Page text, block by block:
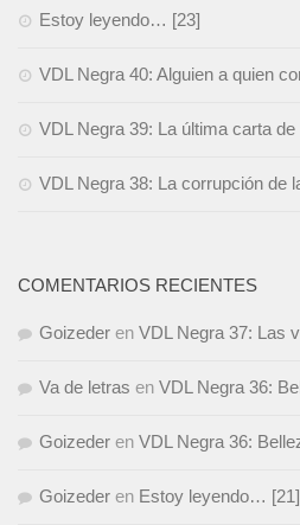
Estoy leyendo… [23]
VDL Negra 40: Alguien a quien
VDL Negra 39: La última carta de
VDL Negra 38: La corrupción de
COMENTARIOS RECIENTES
Goizeder en VDL Negra 37: Las
Va de letras en VDL Negra 36:
Goizeder en VDL Negra 36:
Goizeder en Estoy leyendo… [21]